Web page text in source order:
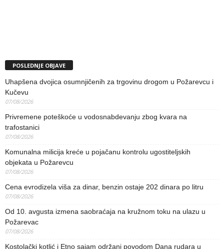
POSLEDNJE OBJAVE
Uhapšena dvojica osumnjičenih za trgovinu drogom u Požarevcu i
Kučevu
07/08/2026
Privremene poteškoće u vodosnabdevanju zbog kvara na
trafostanici
07/08/2026
Komunalna milicija kreće u pojačanu kontrolu ugostiteljskih
objekata u Požarevcu
07/08/2026
Cena evrodizela viša za dinar, benzin ostaje 202 dinara po litru
07/08/2026
Od 10. avgusta izmena saobraćaja na kružnom toku na ulazu u
Požarevac
07/08/2026
Kostolački kotlić i Etno sajam održani povodom Dana rudara u